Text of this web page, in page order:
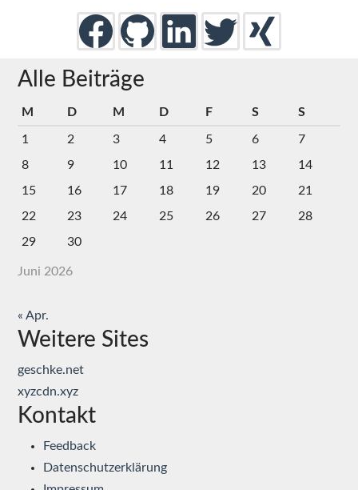
Alle Beiträge
Juni 2026
M D M D F S S
1 2 3 4 5 6
7
8
9 10 11 12 13
14
15
16 17 18 19 20
21
22
23 24 25 26 27
28
29
30
« Apr.
Weitere Sites
geschke.net
xyzcdn.xyz
Kontakt
Feedback
Datenschutzerklärung